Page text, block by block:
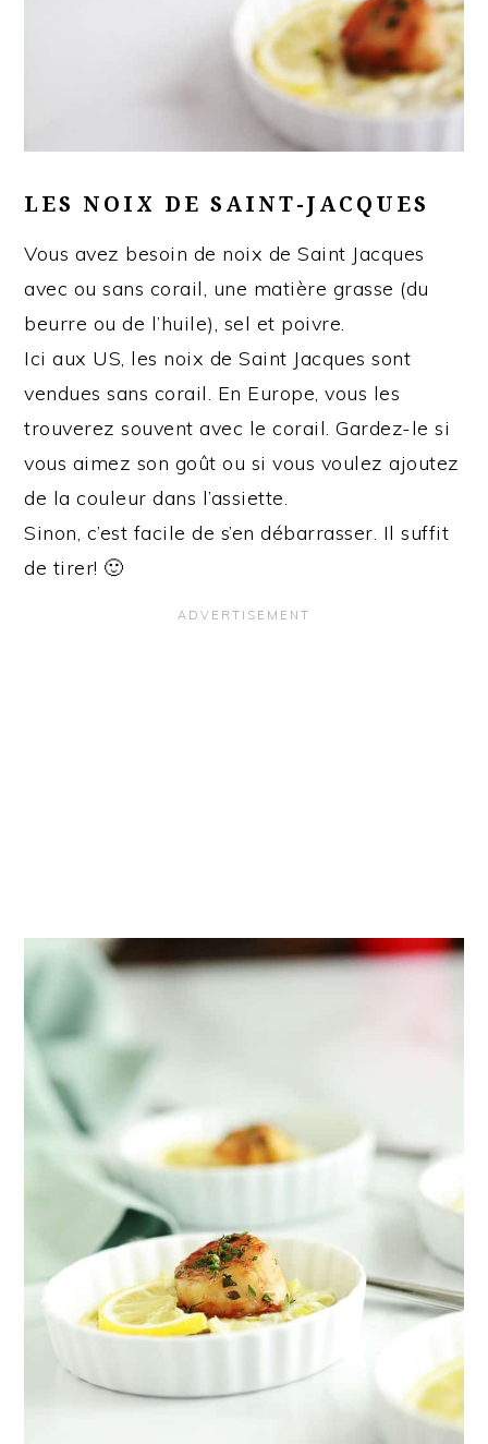
LES NOIX DE SAINT-JACQUES
Vous avez besoin de noix de Saint Jacques
avec ou sans corail, une matière grasse (du
beurre ou de l’huile), sel et poivre.
Ici aux US, les noix de Saint Jacques sont
vendues sans corail. En Europe, vous les
trouverez souvent avec le corail. Gardez-le si
vous aimez son goût ou si vous voulez ajoutez
de la couleur dans l’assiette.
Sinon, c’est facile de s’en débarrasser. Il suffit
de tirer! 🙂